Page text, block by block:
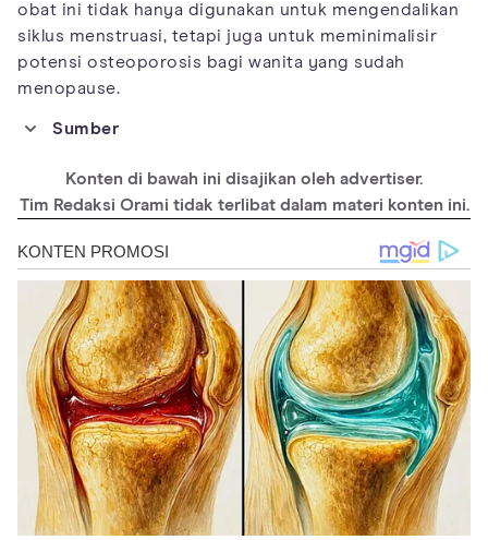
obat ini tidak hanya digunakan untuk mengendalikan
siklus menstruasi, tetapi juga untuk meminimalisir
potensi osteoporosis bagi wanita yang sudah
menopause.
Sumber
https://www.netdoctor.co.uk/medicines/a6492/cyclo-
progynova-estradiol-norgestrel/
Konten di bawah ini disajikan oleh advertiser.
Tim Redaksi Orami tidak terlibat dalam materi konten ini.